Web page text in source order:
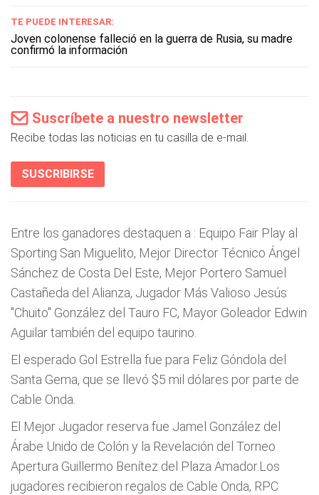
TE PUEDE INTERESAR:
Joven colonense falleció en la guerra de Rusia, su madre
confirmó la información
Suscríbete a nuestro newsletter
Recibe todas las noticias en tu casilla de e-mail.
SUSCRIBIRSE
Entre los ganadores destaquen a : Equipo Fair Play al
Sporting San Miguelito, Mejor Director Técnico Ángel
Sánchez de Costa Del Este, Mejor Portero Samuel
Castañeda del Alianza, Jugador Más Valioso Jesús
"Chuito" González del Tauro FC, Mayor Goleador Edwin
Aguilar también del equipo taurino.
El esperado Gol Estrella fue para Feliz Góndola del
Santa Gema, que se llevó $5 mil dólares por parte de
Cable Onda.
El Mejor Jugador reserva fue Jamel González del
Árabe Unido de Colón y la Revelación del Torneo
Apertura Guillermo Benítez del Plaza Amador.Los
jugadores recibieron regalos de Cable Onda, RPC